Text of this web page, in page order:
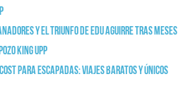
y el triunfo de Edu Aguirre tras meses
King Upp
para escapadas: viajes baratos y únicos